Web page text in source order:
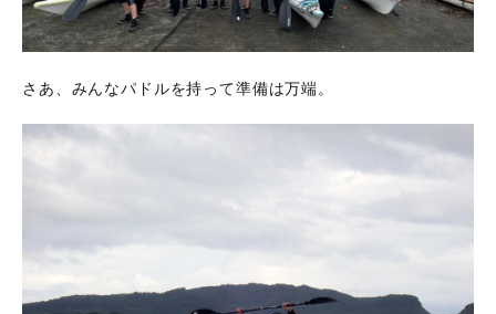
さあ、みんなパドルを持って準備は万端。